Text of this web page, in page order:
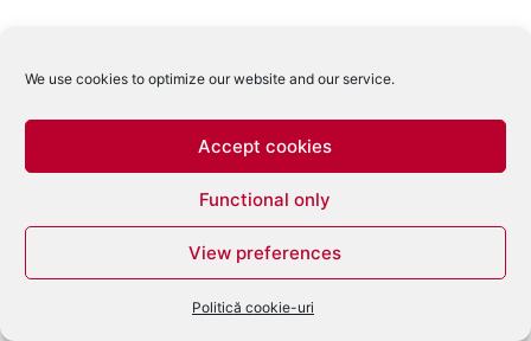
We use cookies to optimize our website and our service.
Accept cookies
Functional only
View preferences
Politică cookie-uri